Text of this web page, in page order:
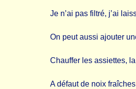
Je n’ai pas filtré, j’ai
On peut aussi ajouter
Chauffer les assiettes,
A défaut de noix